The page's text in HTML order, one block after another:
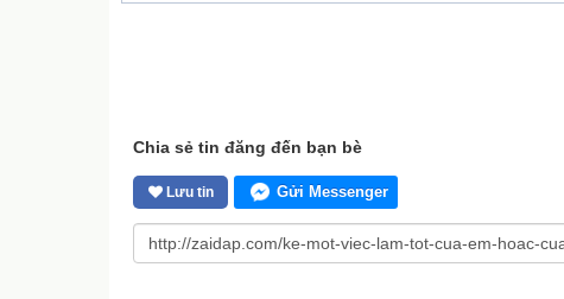
Chia sẻ tin đăng đến bạn bè
Lưu tin Gửi Messenger